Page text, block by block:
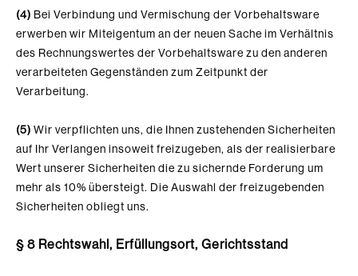
(4) Bei Verbindung und Vermischung der Vorbehaltsware
erwerben wir Miteigentum an der neuen Sache im Verhältnis
des Rechnungswertes der Vorbehaltsware zu den anderen
verarbeiteten Gegenständen zum Zeitpunkt der
Verarbeitung.
(5) Wir verpflichten uns, die Ihnen zustehenden Sicherheiten
auf Ihr Verlangen insoweit freizugeben, als der realisierbare
Wert unserer Sicherheiten die zu sichernde Forderung um
mehr als 10% übersteigt. Die Auswahl der freizugebenden
Sicherheiten obliegt uns.
§ 8 Rechtswahl, Erfüllungsort, Gerichtsstand